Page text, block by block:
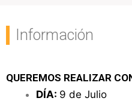
Información
QUEREMOS REALIZAR
DÍA: 9 de Julio